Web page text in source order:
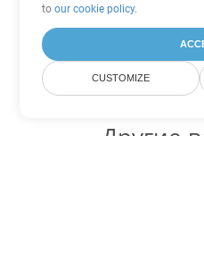
Другие
toour cookie policy.
CUSTOMIZE